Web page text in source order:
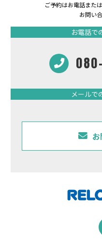
ご予約はお電話また
お問い
お電話で
メールで